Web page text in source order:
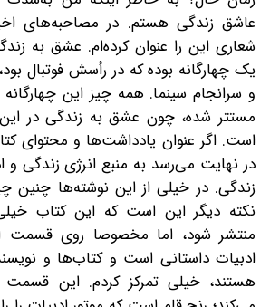
عاشق زندگی هستم. در مصاحبه‌های
شعاری این را عنوان کرده‌ام. عشق به
یک چهارگانه بوده که در رأسش فوتبال
و سرانجام سینما. همه‌ چیز این
مستتر شده، چون عشق به زندگی در
است. اگر عنوان‌ یادداشت‌ها و محتوای
در نهایت می‌رسد به منبع انرژی زندگی و
زندگی. در خیلی از این نوشته‌ها چنین
نکته دیگر این است که این کتاب
منتشر شود، اما مخصوصا روی قسمت
ادبیات داستانی است و کتاب‌ها و
هستند، خیلی تمرکز کردم. این